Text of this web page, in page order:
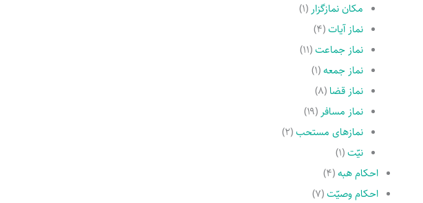
مکان نمازگزار (۱)
نماز آیات(۴)
نماز جماعت(۱۱)
نماز جمعه(۱)
نماز قضا(۸)
نماز مسافر (۱۹)
نمازهاى مستحب(۲)
نیّت(۱)
احکام هبه(۴)
احکام وصیّت(۷)